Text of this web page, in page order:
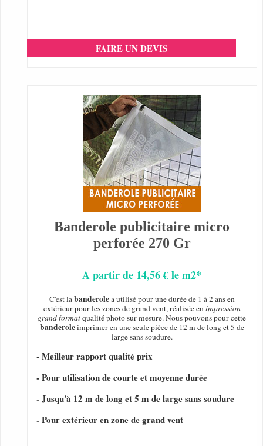
FAIRE UN DEVIS
Banderole publicitaire micro
perforée 270 Gr
A partir de 14,56 € le m2*
C'est labanderolea utilisé pour une durée de 1 à 2 ans en
extérieur pour les zones de grand vent, réalisée enimpression
grand formatqualité photo sur mesure. Nous pouvons pour cette
banderoleimprimer en une seule pièce de 12 m de long et 5 de
large sans soudure.
- Meilleur rapport qualité prix
- Pour utilisation de courte et moyenne durée
- Jusqu'à 12 m de long et 5 m de large sans soudure
- Pour extérieur en zone de grand vent